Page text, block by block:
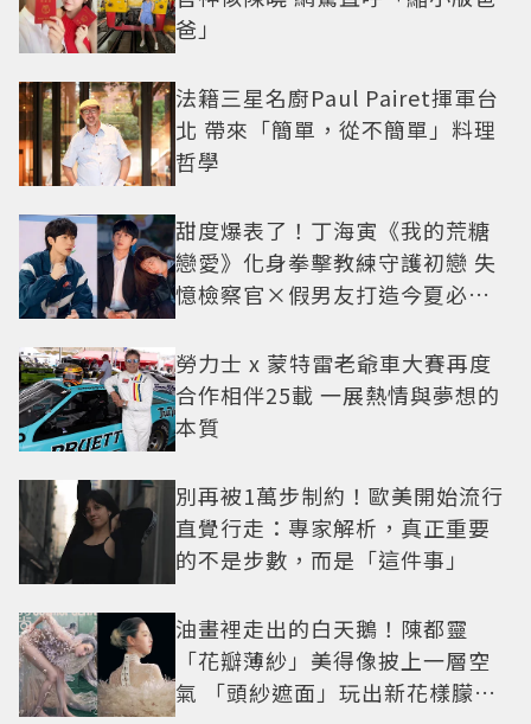
爸」
法籍三星名廚Paul Pairet揮軍台
北 帶來「簡單，從不簡單」料理
哲學
甜度爆表了！丁海寅《我的荒糖
戀愛》化身拳擊教練守護初戀 失
憶檢察官×假男友打造今夏必看
勞力士 x 蒙特雷老爺車大賽再度
合作相伴25載 一展熱情與夢想的
本質
別再被1萬步制約！歐美開始流行
直覺行走：專家解析，真正重要
的不是步數，而是「這件事」
油畫裡走出的白天鵝！陳都靈
「花瓣薄紗」美得像披上一層空
氣 「頭紗遮面」玩出新花樣朦朧